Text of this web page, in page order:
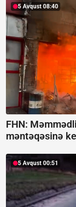
5 Avqust 08:40
FHN:
məntəqəsinə
5 Avqust 00:51